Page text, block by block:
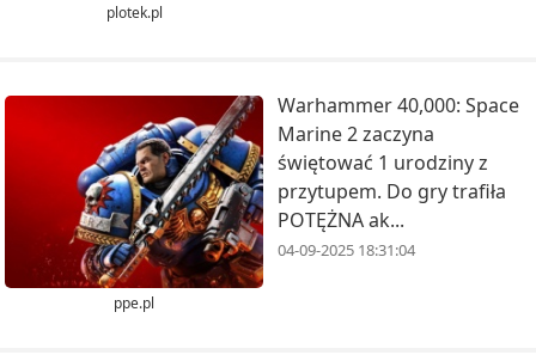
plotek.pl
ppe.pl
Warhammer 40,000: Space
Marine 2 zaczyna
świętować 1 urodziny z
przytupem. Do gry trafiła
POTĘŻNA ak...
04-09-2025 18:31:04